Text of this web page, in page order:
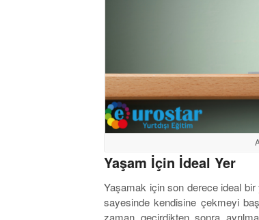
Yaşam İçin İdeal Yer
Yaşamak için son derece ideal bir
sayesinde kendisine çekmeyi
zaman geçirdikten sonra